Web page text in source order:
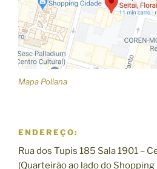
Mapa Poliana
ENDEREÇO:
Rua dos Tupis 185 Sala 1901 –
(Quarteirão ao lado do